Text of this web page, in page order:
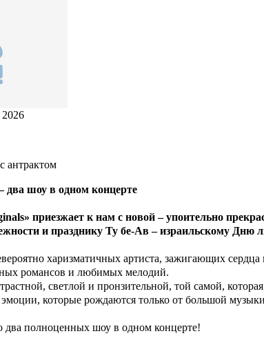
антрактом
шоу в одном концерте
приезжает к нам с новой – упоительно
и празднику Ту бе-Ав – израильскому Дню
харизматичных артиста, зажигающих
романсов и любимых мелодий.
светлой и пронзительной, той самой,
эмоции, которые рождаются только от большой
два полноценных шоу в одном концерте!